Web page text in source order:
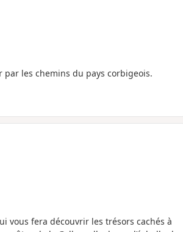
les chemins du pays corbigeois.
vous fera découvrir les trésors cachés à